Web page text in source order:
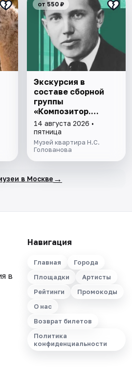
от 550 ₽
Экскурсия в
составе сборной
группы
«Композитор.
Дирижер.
Коллекционер»
14 августа 2026 •
пятница
Музей квартира Н.С.
Голованова
в Москве →
в
Навигация
Главная
Города
Площадки
Артисты
Рейтинги
Промокоды
О нас
Возврат билетов
Политика
конфиденциальности